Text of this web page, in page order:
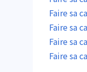
Faire sa
Faire sa
Faire sa
Faire sa